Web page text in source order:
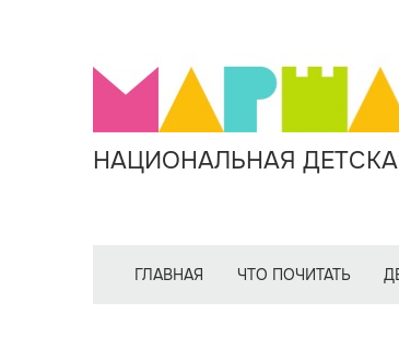
НАЦИОНАЛЬНАЯ
ГЛАВНАЯ ЧТО ПОЧИТАТЬ